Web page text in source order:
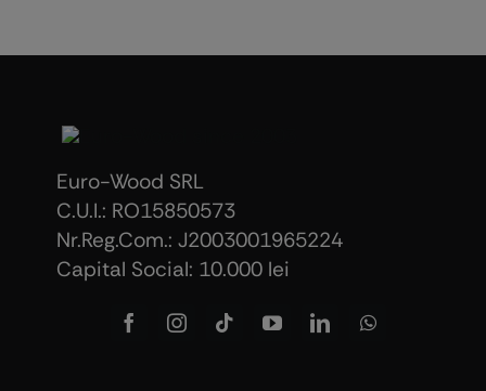
Euro-Wood SRL
C.U.I.: RO15850573
Nr.Reg.Com.: J2003001965224
Capital Social: 10.000 lei